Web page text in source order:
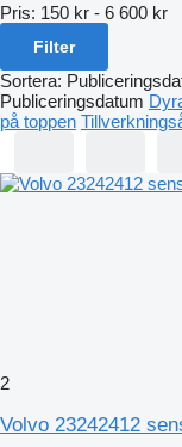
Pris: 150 kr - 6 600 kr
Filter
Sortera:
Publiceringsdatum
på toppen
2
Volvo 23242412